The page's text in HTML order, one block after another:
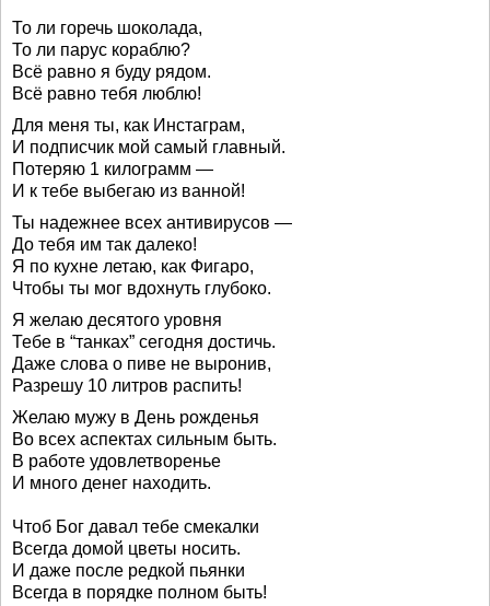
То ли горечь шоколада,
То ли парус кораблю?
Всё равно я буду рядом.
Всё равно тебя люблю!
Для меня ты, как Инстаграм,
И подписчик мой самый главный.
Потеряю 1 килограмм —
И к тебе выбегаю из ванной!
Ты надежнее всех антивирусов —
До тебя им так далеко!
Я по кухне летаю, как Фигаро,
Чтобы ты мог вдохнуть глубоко.
Я желаю десятого уровня
Тебе в “танках” сегодня достичь.
Даже слова о пиве не выронив,
Разрешу 10 литров распить!
Желаю мужу в День рожденья
Во всех аспектах сильным быть.
В работе удовлетворенье
И много денег находить.
Чтоб Бог давал тебе смекалки
Всегда домой цветы носить.
И даже после редкой пьянки
Всегда в порядке полном быть!